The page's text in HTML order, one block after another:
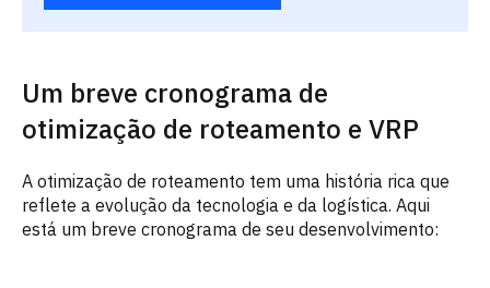
Um breve cronograma de
otimização de roteamento e VRP
A otimização de roteamento tem uma história rica que
reflete a evolução da tecnologia e da logística. Aqui
está um breve cronograma de seu desenvolvimento: